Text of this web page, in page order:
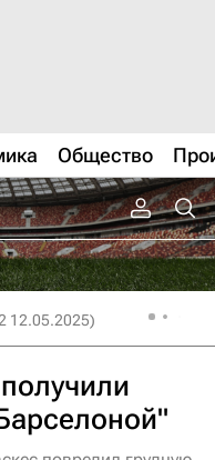
Общество
12.05.2025)